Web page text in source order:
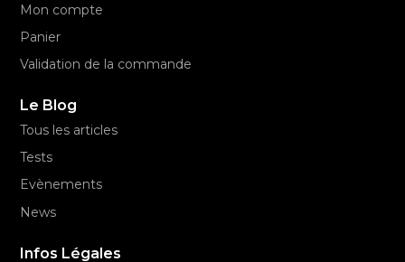
Mon compte
Panier
Validation de la commande
Le Blog
Tous les articles
Tests
Evènements
News
Infos Légales